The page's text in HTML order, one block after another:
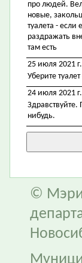
про людей.
новые,
туалета - если
раздражать
там есть
25 июля 2021
Уберите
24 июля 2021
нибудь.
©